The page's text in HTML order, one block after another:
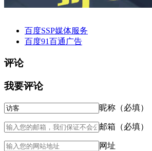
百度SSP媒体服务
百度91百通广告
评论
我要评论
昵称（必填）
邮箱（必填）
网址